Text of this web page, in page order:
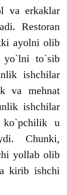
va erkaklar
Restoran
ayolni olib
to`sib
ishchilar
va mehnat
ishchilar
ko`pchilik u
Chunki,
yollab olib
kirib ishchi